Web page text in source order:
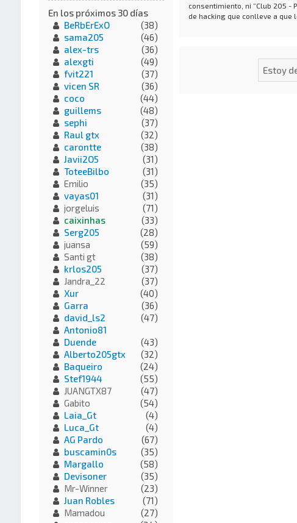
consentimiento, ni “Club 205 -
de hacking que conlleve a que
En los próximos 30 días
BeRbErExO
(38)
sama205
(46)
alex-trs
(36)
alexgti
(49)
fvit221
(37)
vicen SR
(36)
coco
(44)
guillems
(48)
sephi
(37)
Raul gtx
(32)
carontte
(38)
Javii2O5
(31)
ToteeBilbo
(31)
Emilio
(35)
vayas01
(31)
jorgeluis
(71)
caixinhas
(33)
Serg205
(28)
juansa
(59)
Santi gt
(38)
krlos205
(37)
Jandra_22
(37)
Xur
(40)
Garra
(36)
david_ls2
(47)
Antonio81
Duende
(43)
Alberto205gtx
(32)
Baqueiro
(24)
Stef1944
(55)
JUANGTX87
(47)
Gabito
(54)
Laia_Gt
(4)
Luca_Gt
(4)
AG Pardo
(67)
buscamin0s
(35)
Margallo
(58)
Devisoner
(35)
Mr-Winner
(23)
Juan Robles
(71)
Mamadou
(27)